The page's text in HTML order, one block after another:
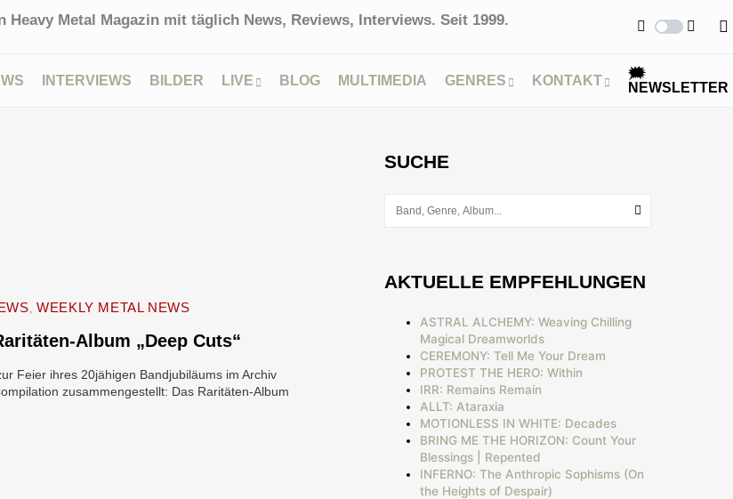
Heavy Metal Magazin mit täglich News, Reviews, Interviews. Seit 1999.
INTERVIEWS BILDER LIVE BLOG MULTIMEDIA GENRES KONTAKT
🗯
NEWSLETTER
WEEKLY METAL NEWS
Album „Deep Cuts“
Feier ihres 20jähigen Bandjubiläums im Archiv
zusammengestellt: Das Raritäten-Album
SUCHE
AKTUELLE EMPFEHLUNGEN
ASTRAL ALCHEMY: Weaving Chilling
Magical Dreamworlds
CEREMONY: Tell Me Your Dream
PROTEST THE HERO: Within
IRR: Remains Remain
ALLT: Ataraxia
MOTIONLESS IN WHITE: Decades
BRING ME THE HORIZON: Count Your
Blessings | Repented
INFERNO: The Anthropic Sophisms (On
the Heights of Despair)